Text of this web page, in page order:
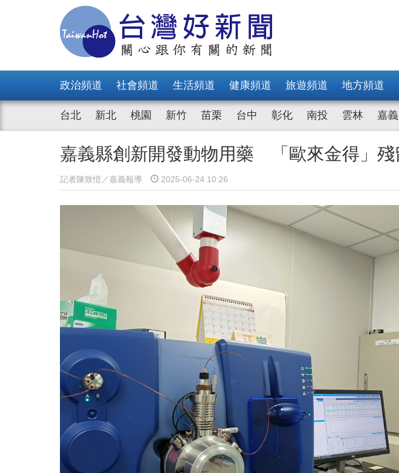
政治頻道 社會頻道 生活頻道 健康頻道 旅遊頻道 地方頻道
台北 新北 桃園 新竹 苗栗 台中 彰化 南投 雲林 嘉義
嘉義縣創新開發動物用藥 「歐來金得」殘
記者陳致愷／嘉義報導 2025-06-24 10:26